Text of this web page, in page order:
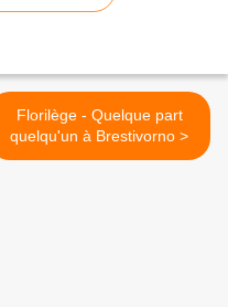
Florilège - Quelque part
quelqu'un à Brestivorno >